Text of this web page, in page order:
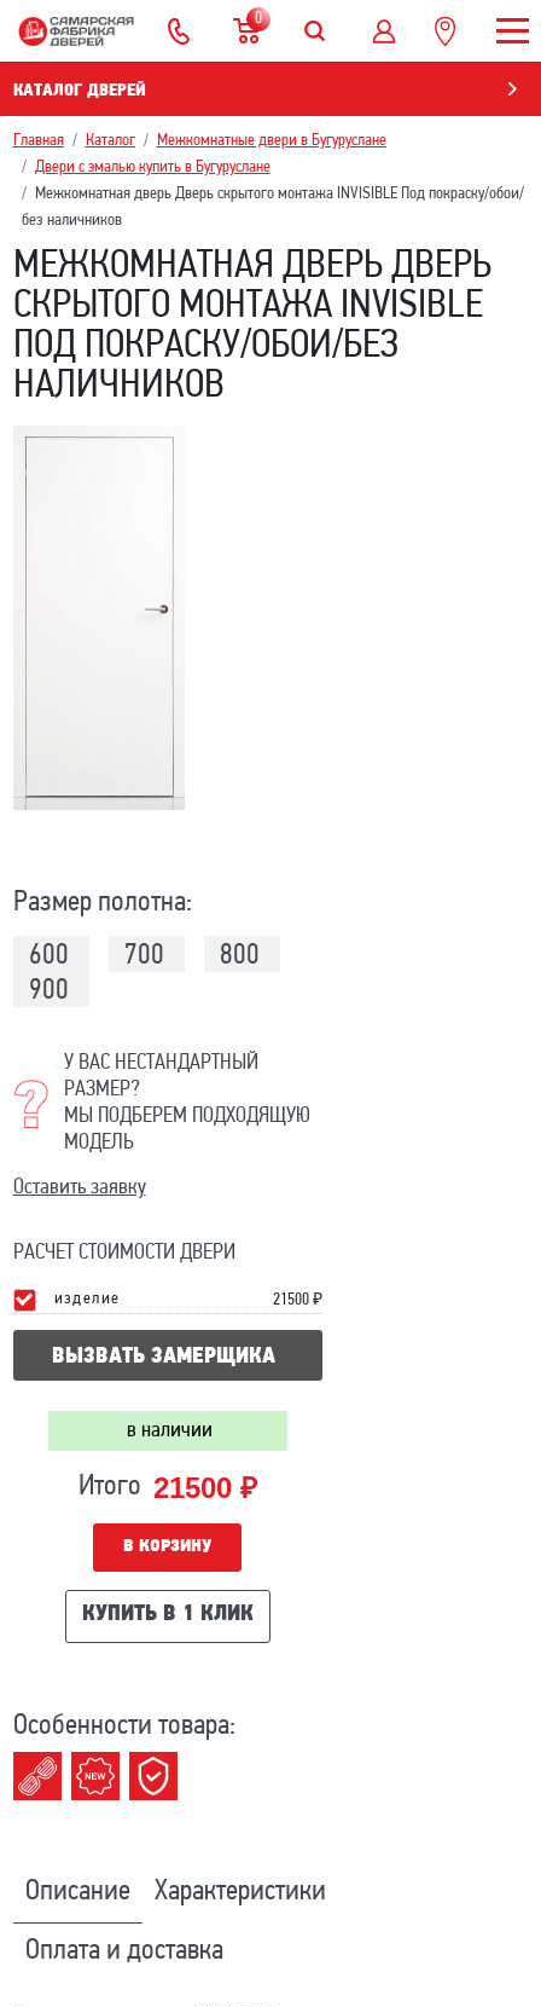
0
КАТАЛОГ ДВЕРЕЙ
Главная Каталог
Межкомнатные двери в Бугуруслане
Двери с эмалью купить в Бугуруслане
Межкомнатная дверь Дверь скрытого монтажа INVISIBLE Под покраску/обои/
без наличников
МЕЖКОМНАТНАЯ ДВЕРЬ ДВЕРЬ
СКРЫТОГО МОНТАЖА INVISIBLE
ПОД ПОКРАСКУ/ОБОИ/БЕЗ
НАЛИЧНИКОВ
Размер полотна:
600
700
800
900
У ВАС НЕСТАНДАРТНЫЙ
РАЗМЕР?
МЫ ПОДБЕРЕМ ПОДХОДЯЩУЮ
МОДЕЛЬ
Оставить заявку
РАСЧЕТ СТОИМОСТИ ДВЕРИ
изделие 21500₽
ВЫЗВАТЬ ЗАМЕРЩИКА
в наличии
Итого 21500 ₽
В КОРЗИНУ
КУПИТЬ В 1 КЛИК
Особенности товара:
Описание Характеристики
Оплата и доставка